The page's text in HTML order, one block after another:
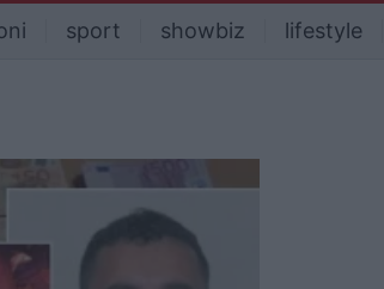
sport showbiz lifestyle